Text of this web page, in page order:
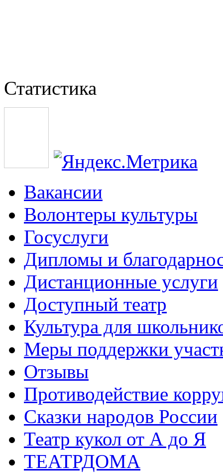
Статистика
Вакансии
Волонтеры культуры
Госуслуги
Дипломы и
Дистанционные услуги
Доступный театр
Культура для
Меры поддержки
Отзывы
Противодействие
Сказки народов России
Театр кукол от А до Я
ТЕАТРДОМА